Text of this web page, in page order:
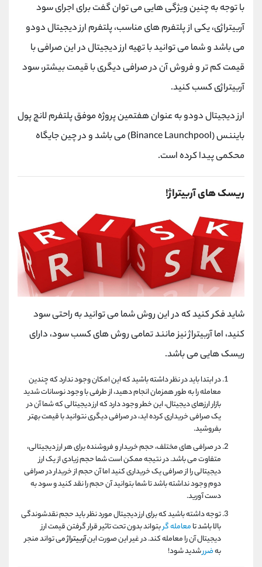
با توجه به چنین ویژگی هایی می توان گفت برای اجرای سود
آربیتراژی، یکی از پلتفرم های مناسب، پلتفرم ارز دیجیتال دودو
می باشد و شما می توانید با تهیه ارز دیجیتال در این صرافی با
قیمت کم تر و فروش آن در صرافی دیگری با قیمت بیشتر، سود
آربیتراژی کسب کنید.
ارز دیجیتال دودو به عنوان هفتمین پروژه موفق پلتفرم لانچ پول
بایننس (Binance Launchpool) می باشد و در چین جایگاه
محکمی پیدا کرده است.
ریسک های آربیتراژ!
شاید فکر کنید که در این روش شما می توانید به راحتی سود
کنید، اما آربیتراژ نیز مانند تمامی روش های کسب سود، دارای
ریسک هایی می باشد.
در ابتدا باید در نظر داشته باشید که این امکان وجود ندارد که چندین
معامله را به طور همزمان انجام دهید، از طرفی با وجود نوسانات شدید
بازار ارزهای دیجیتال، این خطر وجود دارد که ارز دیجیتالی که شما آن در
یک صرافی خریداری کرده اید، در صرافی دیگری نتوانید با قیمت بهتر
بفروشید.
در صرافی های مختلف، حجم خریدار و فروشنده برای هر ارز دیجیتالی،
متفاوت می باشد. در نتیجه ممکن است شما حجم زیادی از یک ارز
دیجیتالی را از صرافی یک خریداری کنید اما آن حجم از خریدار در صرافی
دوم وجود نداشته باشد تا شما بتوانید آن حجم را نقد کنید و سود به
دست آورید.
توجه داشته باشید که برای ارز دیجیتال مورد نظر باید حجم نقدشوندگی
بالا باشد تامعامله گربتواند بدون تحت تاثیر قرار گرفتن قیمت ارز
دیجیتال آن را معامله کند. در غیر این صورت اینآربیتراژمی تواند منجر
بهضررشدید شود!